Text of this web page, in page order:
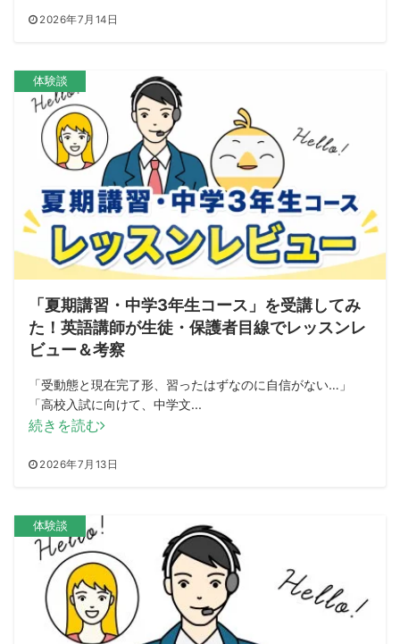
2026年7月14日
体験談
「夏期講習・中学3年生コース」を受講してみ
た！英語講師が生徒・保護者目線でレッスンレ
ビュー＆考察
「受動態と現在完了形、習ったはずなのに自信がない…」
「高校入試に向けて、中学文...
2026年7月13日
続きを読む
体験談